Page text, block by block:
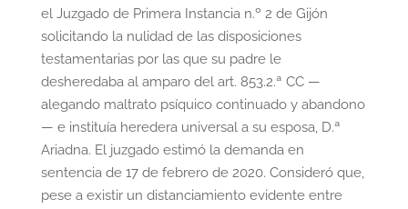
el Juzgado de Primera Instancia n.º 2 de Gijón
solicitando la nulidad de las disposiciones
testamentarias por las que su padre le
desheredaba al amparo del art. 853.2.ª CC —
alegando maltrato psíquico continuado y abandono
— e instituía heredera universal a su esposa, D.ª
Ariadna. El juzgado estimó la demanda en
sentencia de 17 de febrero de 2020. Consideró que,
pese a existir un distanciamiento evidente entre